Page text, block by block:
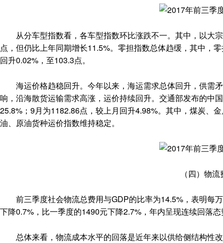
从分车型指数看，各车型指数环比涨跌不一。其中，以大
点，但仍比上年同期增长11.5%。零担指数总体趋缓，其中，
回升0.02%，至103.3点。
海运价格趋稳回升。今年以来，海运需求总体回升，供需
响，沿海散货运输需求高涨，运价持续回升。交通部发布的中
25.8%；9月为1182.86点，较上月回升4.98%。其中，煤炭、
油、原油货种运价指数维持稳定。
（四）物
前三季度社会物流总费用与GDP的比率为14.5%，表明每
下降0.7%，比一季度的1490元下降2.7%，年内呈现连续回落
总体来看，物流成本水平的回落是近年来以供给侧结构性